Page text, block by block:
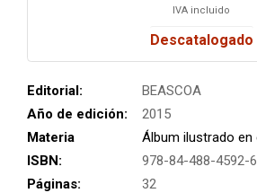
IVA incluido
Descatalogado
Editorial:
BEASCOA
Año de edición:
2015
Materia
Álbum ilustrado en
ISBN:
978-84-488-4592-6
Páginas:
32